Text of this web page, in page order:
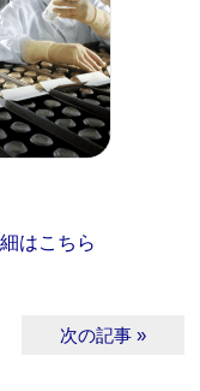
はこちら
次の記事 »